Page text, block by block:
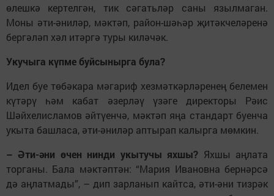
өлешкә кер­телгән, тик сәгатьләр саны язылмаган.
Моны әти-әниләр, мәктәп, район-шә­һәр җитәкчеләренә
бергәләп хәл итәргә туры киләчәк.
Укучыга күпме буйсынырга була?
Идел буе төбәкара мәгариф хезмәткәрләренең белемен
кү­тәрү һәм кабат әзерләү үзәге директоры Рәис
Шәйхелис­ла­мов әйтүенчә, мәктәп яңа стандарт буенча
укыта башласа, әти-әни­ләр аптырап калырга мөм­кин.
– Әти-әни өчен нинди укытучы яхшы? Яхшы аңлата
торганы. Бала мәктәптән: “Мария Ивановна бернәрсә
дә аңлат­мады”, – дип зарланып кайтса, әти-әни тизрәк